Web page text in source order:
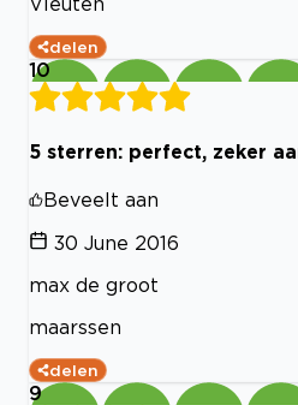
delen
10
5 sterren: perfect, zeker
Beveelt aan
30 June 2016
max de groot
maarssen
delen
9